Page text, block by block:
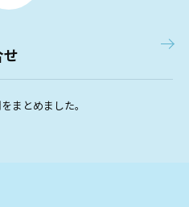
まとめました。